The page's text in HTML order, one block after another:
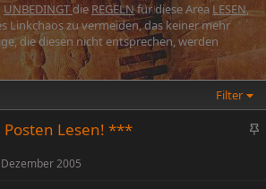
UNBEDINGTdie REGELNfür diese Area LESEN,
Linkchaos zu vermeiden, das keiner mehr
die diesen nicht entsprechen, werden
Filter
A
Lesen! ***
2005